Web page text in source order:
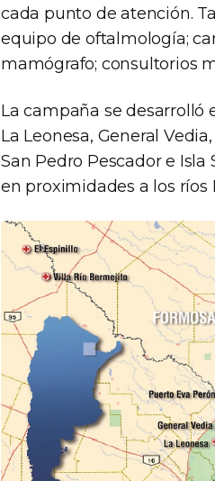
cada punto de atención.
equipo de oftalmología;
mamógrafo; consultorios
La campaña se desarrolló
La Leonesa, General
San Pedro Pescador e
en proximidades a los ríos